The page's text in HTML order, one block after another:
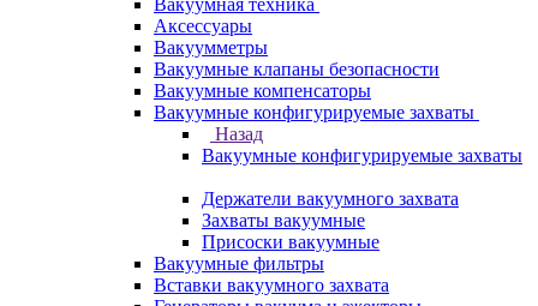
Вакуумная техника
Аксессуары
Вакуумметры
Вакуумные клапаны безопасности
Вакуумные компенсаторы
Вакуумные конфигурируемые захваты
Назад
Вакуумные конфигурируемые захваты
Держатели вакуумного захвата
Захваты вакуумные
Присоски вакуумные
Вакуумные фильтры
Вставки вакуумного захвата